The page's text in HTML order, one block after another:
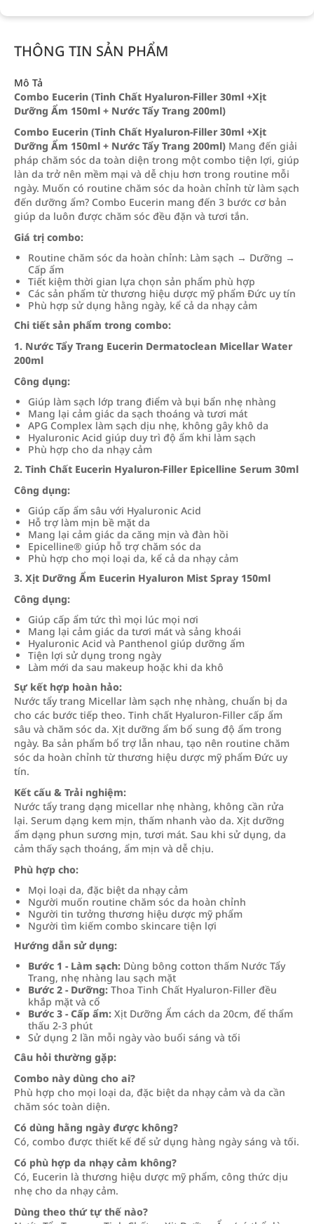
THÔNG TIN SẢN PHẨM
Mô Tả
Combo Eucerin (Tinh Chất Hyaluron-Filler 30ml +Xịt
Dưỡng Ẩm 150ml + Nước Tẩy Trang 200ml)
Combo Eucerin (Tinh Chất Hyaluron-Filler 30ml +Xịt
Dưỡng Ẩm 150ml + Nước Tẩy Trang 200ml) Mang đến giải
pháp chăm sóc da toàn diện trong một combo tiện lợi, giúp
làn da trở nên mềm mại và dễ chịu hơn trong routine mỗi
ngày. Muốn có routine chăm sóc da hoàn chỉnh từ làm sạch
đến dưỡng ẩm? Combo Eucerin mang đến 3 bước cơ bản
giúp da luôn được chăm sóc đều đặn và tươi tắn.
Giá trị combo:
Routine chăm sóc da hoàn chỉnh: Làm sạch → Dưỡng →
Cấp ẩm
Tiết kiệm thời gian lựa chọn sản phẩm phù hợp
Các sản phẩm từ thương hiệu dược mỹ phẩm Đức uy tín
Phù hợp sử dụng hằng ngày, kể cả da nhạy cảm
Chi tiết sản phẩm trong combo:
1. Nước Tẩy Trang Eucerin Dermatoclean Micellar Water
200ml
Công dụng:
Giúp làm sạch lớp trang điểm và bụi bẩn nhẹ nhàng
Mang lại cảm giác da sạch thoáng và tươi mát
APG Complex làm sạch dịu nhẹ, không gây khô da
Hyaluronic Acid giúp duy trì độ ẩm khi làm sạch
Phù hợp cho da nhạy cảm
2. Tinh Chất Eucerin Hyaluron-Filler Epicelline Serum 30ml
Công dụng:
Giúp cấp ẩm sâu với Hyaluronic Acid
Hỗ trợ làm mịn bề mặt da
Mang lại cảm giác da căng mịn và đàn hồi
Epicelline® giúp hỗ trợ chăm sóc da
Phù hợp cho mọi loại da, kể cả da nhạy cảm
3. Xịt Dưỡng Ẩm Eucerin Hyaluron Mist Spray 150ml
Công dụng:
Giúp cấp ẩm tức thì mọi lúc mọi nơi
Mang lại cảm giác da tươi mát và sảng khoái
Hyaluronic Acid và Panthenol giúp dưỡng ẩm
Tiện lợi sử dụng trong ngày
Làm mới da sau makeup hoặc khi da khô
Sự kết hợp hoàn hảo:
Nước tẩy trang Micellar làm sạch nhẹ nhàng, chuẩn bị da
cho các bước tiếp theo. Tinh chất Hyaluron-Filler cấp ẩm
sâu và chăm sóc da. Xịt dưỡng ẩm bổ sung độ ẩm trong
ngày. Ba sản phẩm bổ trợ lẫn nhau, tạo nên routine chăm
sóc da hoàn chỉnh từ thương hiệu dược mỹ phẩm Đức uy
tín.
Kết cấu & Trải nghiệm:
Nước tẩy trang dạng micellar nhẹ nhàng, không cần rửa
lại. Serum dạng kem mịn, thấm nhanh vào da. Xịt dưỡng
ẩm dạng phun sương mịn, tươi mát. Sau khi sử dụng, da
cảm thấy sạch thoáng, ẩm mịn và dễ chịu.
Phù hợp cho:
Mọi loại da, đặc biệt da nhạy cảm
Người muốn routine chăm sóc da hoàn chỉnh
Người tin tưởng thương hiệu dược mỹ phẩm
Người tìm kiếm combo skincare tiện lợi
Hướng dẫn sử dụng:
Bước 1 - Làm sạch: Dùng bông cotton thấm Nước Tẩy
Trang, nhẹ nhàng lau sạch mặt
Bước 2 - Dưỡng: Thoa Tinh Chất Hyaluron-Filler đều
khắp mặt và cổ
Bước 3 - Cấp ẩm: Xịt Dưỡng Ẩm cách da 20cm, để thẩm
thấu 2-3 phút
Sử dụng 2 lần mỗi ngày vào buổi sáng và tối
Câu hỏi thường gặp:
Combo này dùng cho ai?
Phù hợp cho mọi loại da, đặc biệt da nhạy cảm và da cần
chăm sóc toàn diện.
Có dùng hằng ngày được không?
Có, combo được thiết kế để sử dụng hàng ngày sáng và tối.
Có phù hợp da nhạy cảm không?
Có, Eucerin là thương hiệu dược mỹ phẩm, công thức dịu
nhẹ cho da nhạy cảm.
Dùng theo thứ tự thế nào?